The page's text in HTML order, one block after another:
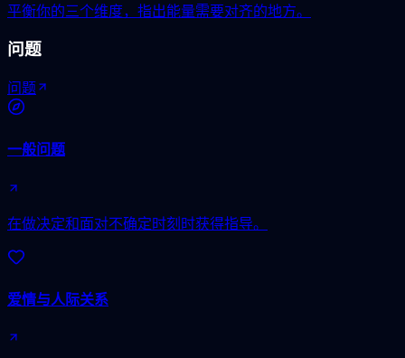
平衡你的三个维度，指出能量需要对齐的地方。
问题
问题
一般问题
在做决定和面对不确定时刻时获得指导。
爱情与人际关系